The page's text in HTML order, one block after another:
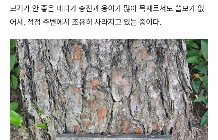
보기가 안 좋은 데다가 송진과 옹이가 많아 목재로서도 쓸모가 없
어서, 점점 주변에서 조용히 사라지고 있는 중이다.